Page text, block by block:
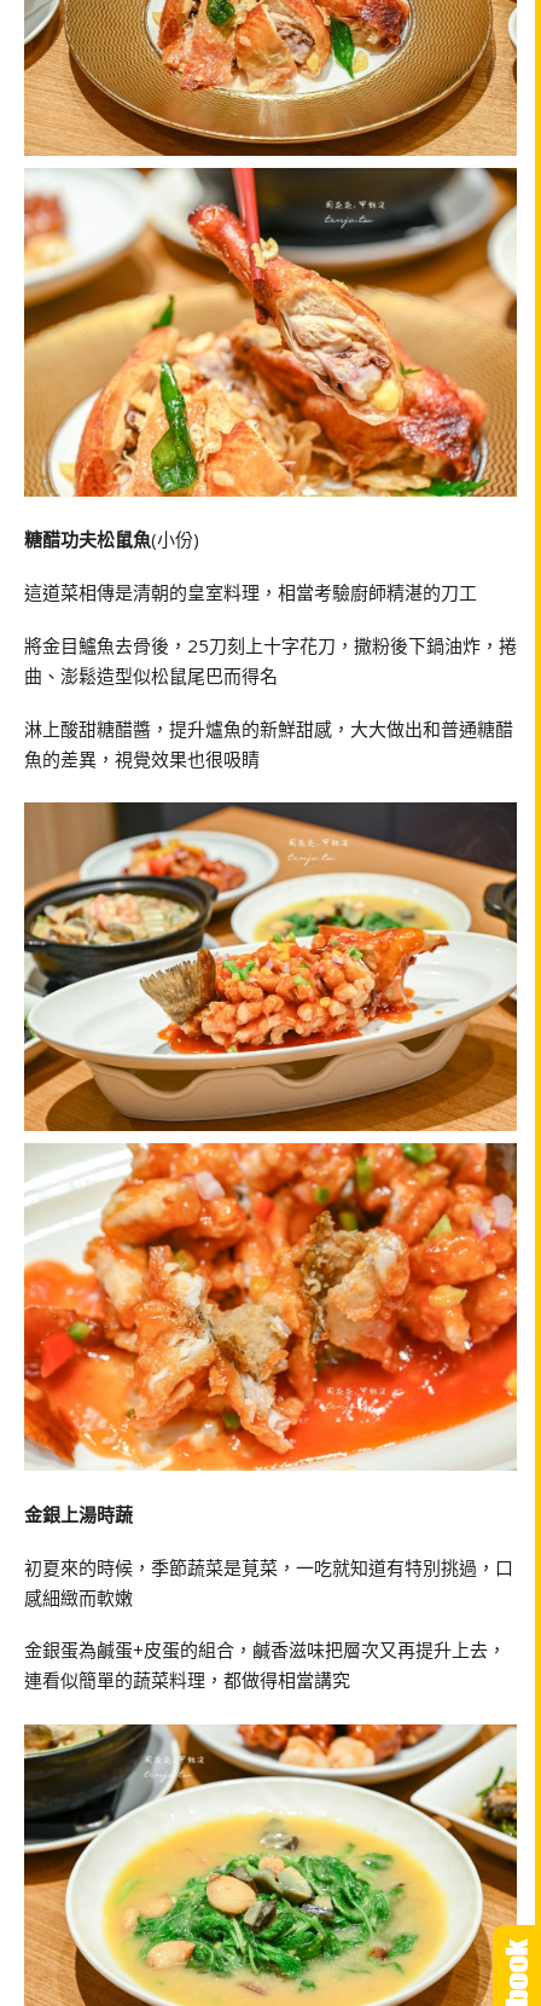
糖醋功夫松鼠魚(小份)
這道菜相傳是清朝的皇室料理，相當考驗廚師精湛的刀工
將金目鱸魚去骨後，25刀刻上十字花刀，撒粉後下鍋油炸，捲
曲、澎鬆造型似松鼠尾巴而得名
淋上酸甜糖醋醬，提升爐魚的新鮮甜感，大大做出和普通糖醋
魚的差異，視覺效果也很吸睛
金銀上湯時蔬
初夏來的時候，季節蔬菜是莧菜，一吃就知道有特別挑過，口
感細緻而軟嫩
金銀蛋為鹹蛋+皮蛋的組合，鹹香滋味把層次又再提升上去，
連看似簡單的蔬菜料理，都做得相當講究